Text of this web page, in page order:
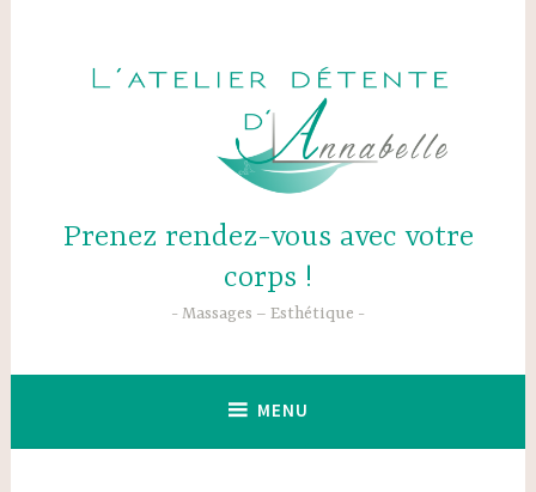
Prenez rendez-vous avec votre
corps !
Massages – Esthétique
MENU